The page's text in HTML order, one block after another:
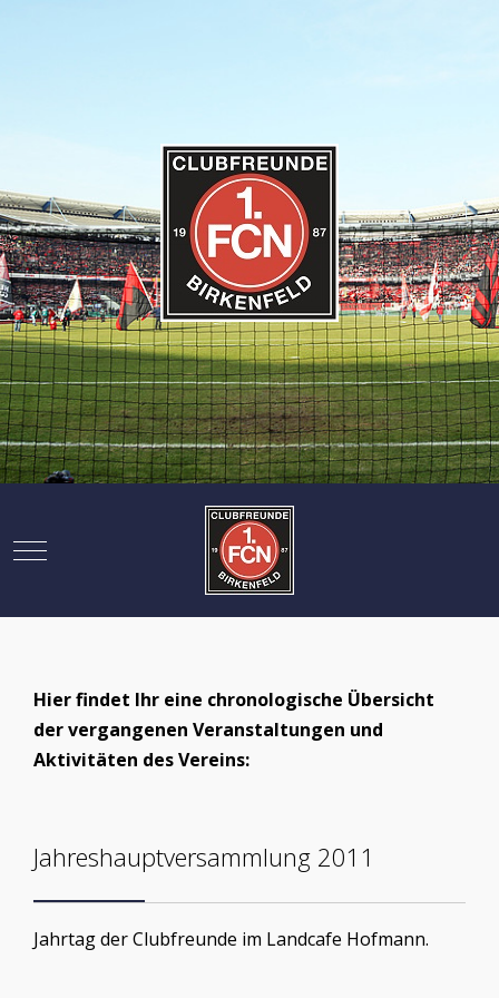
Mobile Menu Toggle
Hier findet Ihr eine chronologische Übersicht
der vergangenen Veranstaltungen und
Aktivitäten des Vereins:
Jahreshauptversammlung 2011
Jahrtag der Clubfreunde im Landcafe Hofmann.